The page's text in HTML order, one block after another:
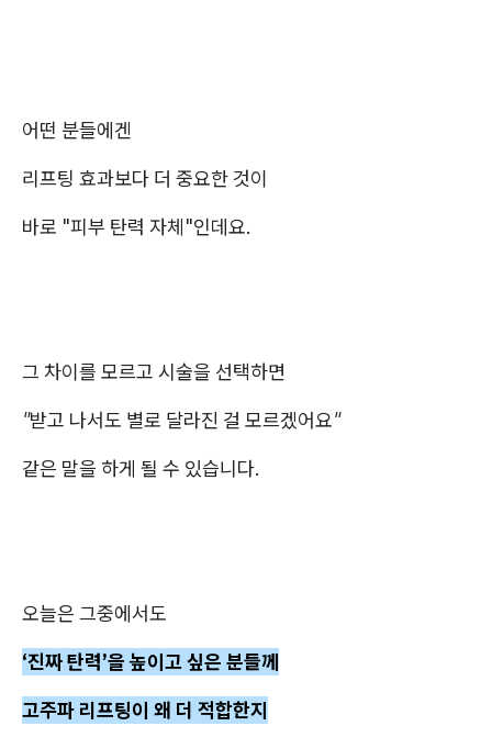
어떤 분들에겐
리프팅 효과보다 더 중요한 것이
바로 "피부 탄력 자체"인데요.
그 차이를 모르고 시술을 선택하면
"받고 나서도 별로 달라진 걸 모르겠어요"
같은 말을 하게 될 수 있습니다.
오늘은 그중에서도
‘진짜 탄력’을 높이고 싶은 분들께
고주파 리프팅이 왜 더 적합한지